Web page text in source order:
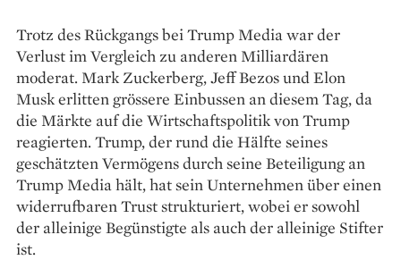
Trotz des Rückgangs bei Trump Media war der
Verlust im Vergleich zu anderen Milliardären
moderat. Mark Zuckerberg, Jeff Bezos und Elon
Musk erlitten grössere Einbussen an diesem Tag, da
die Märkte auf die Wirtschaftspolitik von Trump
reagierten. Trump, der rund die Hälfte seines
geschätzten Vermögens durch seine Beteiligung an
Trump Media hält, hat sein Unternehmen über einen
widerrufbaren Trust strukturiert, wobei er sowohl
der alleinige Begünstigte als auch der alleinige Stifter
ist.